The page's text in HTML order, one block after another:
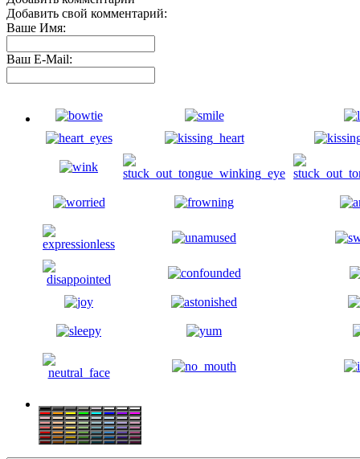
Добавить свой комментарий:
Ваше Имя:
Ваш E-Mail: